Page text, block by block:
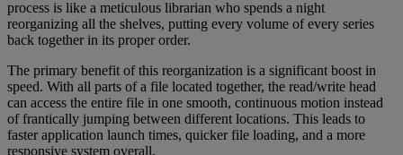
process is like a meticulous librarian who spends a night
reorganizing all the shelves, putting every volume of every series
back together in its proper order.
The primary benefit of this reorganization is a significant boost in
speed. With all parts of a file located together, the read/write head
can access the entire file in one smooth, continuous motion instead
of frantically jumping between different locations. This leads to
faster application launch times, quicker file loading, and a more
responsive system overall.